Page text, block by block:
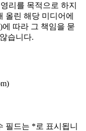
리를 목적으로 하지
올린 해당 미디어에
따라 그 책임을 묻
습니다.
필드는 *로 표시됩니